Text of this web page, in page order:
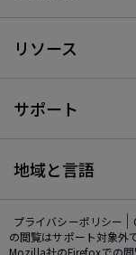
リソース
サポート
地域と言語
プライバシーポリシー
の閲覧はサポート対象外
Mozilla社のFirefoxでの閲